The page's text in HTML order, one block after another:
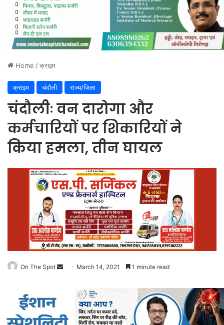
Home /क्राइम
क्राइम चंदौली राज्य/जिला
चंदौलीः वन दारोगा और
कर्मचारियों पर शिकारियों ने
किया हमला, तीन घायल
On The Spot
Send
email
March 14, 2021 1 minute read